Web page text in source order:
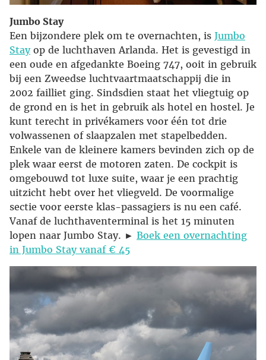
Jumbo Stay
Een bijzondere plek om te overnachten, is Jumbo
Stayop de luchthaven Arlanda. Het is gevestigd in
een oude en afgedankte Boeing 747, ooit in gebruik
bij een Zweedse luchtvaartmaatschappij die in
2002 failliet ging. Sindsdien staat het vliegtuig op
de grond en is het in gebruik als hotel en hostel. Je
kunt terecht in privékamers voor één tot drie
volwassenen of slaapzalen met stapelbedden.
Enkele van de kleinere kamers bevinden zich op de
plek waar eerst de motoren zaten. De cockpit is
omgebouwd tot luxe suite, waar je een prachtig
uitzicht hebt over het vliegveld. De voormalige
sectie voor eerste klas-passagiers is nu een café.
Vanaf de luchthaventerminal is het 15 minuten
lopen naar Jumbo Stay. ► Boek een overnachting
in Jumbo Stay vanaf € 45